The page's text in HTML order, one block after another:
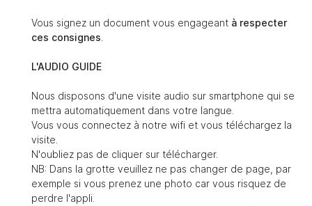
Vous signez un document vous engageant à respecter
ces consignes
L'AUDIO GUIDE
Nous disposons d'une visite audio sur smartphone qui se
mettra automatiquement dans votre langue.
Vous vous connectez à notre wifi et vous téléchargez la
visite.
N'oubliez pas de cliquer sur télécharger.
NB: Dans la grotte veuillez ne pas changer de page, par
exemple si vous prenez une photo car vous risquez de
perdre l'appli.